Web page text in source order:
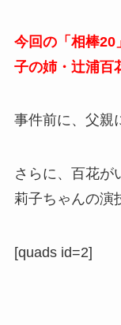
今回の「相棒20
子の姉・辻浦百
事件前に、父親
さらに、百花が
莉子ちゃんの演
[quads id=2]